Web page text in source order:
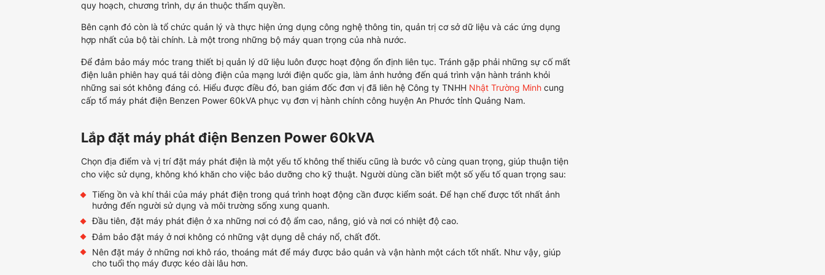
quy hoạch, chương trình, dự án thuộc thẩm quyền.
Bên cạnh đó còn là tổ chức quản lý và thực hiện ứng dụng công nghệ thông tin, quản trị cơ sở dữ liệu và các ứng dụng
hợp nhất của bộ tài chính. Là một trong những bộ máy quan trọng của nhà nước.
Để đảm bảo máy móc trang thiết bị quản lý dữ liệu luôn được hoạt động ổn định liên tục. Tránh gặp phải những sự cố mất
điện luân phiên hay quá tải dòng điện của mạng lưới điện quốc gia, làm ảnh hưởng đến quá trình vận hành tránh khỏi
những sai sót không đáng có. Hiểu được điều đó, ban giám đốc đơn vị đã liên hệ Công ty TNHH Nhật Trường Minhcung
cấp tổ máy phát điện Benzen Power 60kVA phục vụ đơn vị hành chính công huyện An Phước tỉnh Quảng Nam.
Lắp đặt máy phát điện Benzen Power 60kVA
Chọn địa điểm và vị trí đặt máy phát điện là một yếu tố không thể thiếu cũng là bước vô cùng quan trọng, giúp thuận tiện
cho việc sử dụng, không khó khăn cho việc bảo dưỡng cho kỹ thuật. Người dùng cần biết một số yếu tố quan trọng sau:
Tiếng ồn và khí thải của máy phát điện trong quá trình hoạt động cần được kiểm soát. Để hạn chế được tốt nhất ảnh
hưởng đến người sử dụng và môi trường sống xung quanh.
Đầu tiên, đặt máy phát điện ở xa những nơi có độ ẩm cao, nắng, gió và nơi có nhiệt độ cao.
Đảm bảo đặt máy ở nơi không có những vật dụng dễ cháy nổ, chất đốt.
Nên đặt máy ở những nơi khô ráo, thoáng mát để máy được bảo quản và vận hành một cách tốt nhất. Như vậy, giúp
cho tuổi thọ máy được kéo dài lâu hơn.